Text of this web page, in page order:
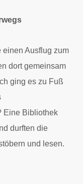
einen Ausflug zum
dort gemeinsam
ging es zu Fuß
Eine Bibliothek
durften die
und lesen.